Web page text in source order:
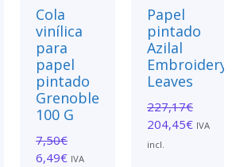
Cola
vinílica
para
papel
pintado
Grenoble
100 G
7,50€
6,49€ IVA
Papel
pintado
Azilal
Embroidery
Leaves
227,17€
204,45€ IVA
incl.